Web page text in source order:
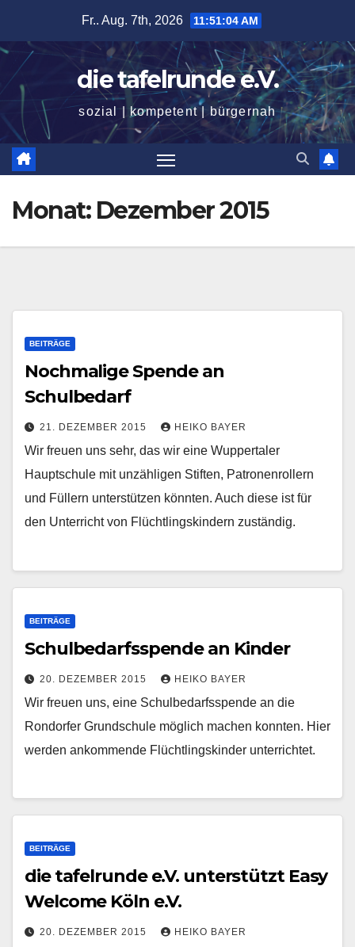
springen
Fr.. Aug. 7th, 2026 11:51:04 AM
die tafelrunde e.V.
sozial | kompetent | bürgernah
Monat: Dezember 2015
BEITRÄGE
Nochmalige Spende an
Schulbedarf
21. DEZEMBER 2015 HEIKO BAYER
Wir freuen uns sehr, das wir eine Wuppertaler
Hauptschule mit unzähligen Stiften, Patronenrollern
und Füllern unterstützen könnten. Auch diese ist für
den Unterricht von Flüchtlingskindern zuständig.
BEITRÄGE
Schulbedarfsspende an Kinder
20. DEZEMBER 2015 HEIKO BAYER
Wir freuen uns, eine Schulbedarfsspende an die
Rondorfer Grundschule möglich machen konnten. Hier
werden ankommende Flüchtlingskinder unterrichtet.
BEITRÄGE
die tafelrunde e.V. unterstützt Easy
Welcome Köln e.V.
20. DEZEMBER 2015 HEIKO BAYER